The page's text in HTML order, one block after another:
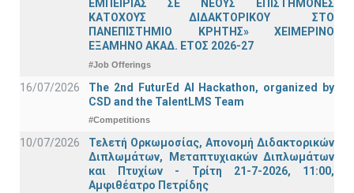
ΕΜΠΕΙΡΙΑΣ ΣΕ ΝΕΟΥΣ ΕΠΙΣΤΗΜΟΝΕΣ
ΚΑΤΟΧΟΥΣ ΔΙΔΑΚΤΟΡΙΚΟΥ ΣΤΟ
ΠΑΝΕΠΙΣΤΗΜΙΟ ΚΡΗΤΗΣ» ΧΕΙΜΕΡΙΝΟ
ΕΞΑΜΗΝΟ ΑΚΑΔ. ΕΤΟΣ 2026-27
#Job Offerings
16/07/2026
The 2nd FuturEd AI Hackathon, organized by
CSD and the TalentLMS Team
#Competitions
10/07/2026
Τελετή Ορκωμοσίας, Απονομή Διδακτορικών
Διπλωμάτων, Μεταπτυχιακών Διπλωμάτων
και Πτυχίων - Τρίτη 21-7-2026, 11:00,
Αμφιθέατρο Πετρίδης